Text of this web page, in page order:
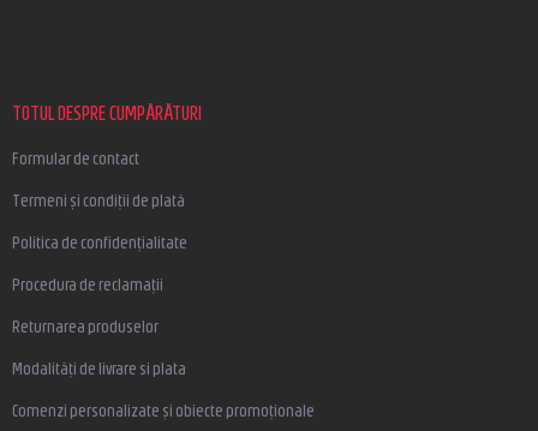
TOTUL DESPRE CUMPĂRĂTURI
Formular de contact
Termeni și condiții de plată
Politica de confidențialitate
Procedura de reclamații
Returnarea produselor
Modalități de livrare si plata
Comenzi personalizate și obiecte promoționale